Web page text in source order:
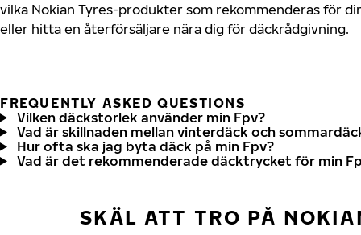
vilka Nokian Tyres-produkter som rekommenderas för
eller hitta en återförsäljare nära dig för däckrådgivning.
FREQUENTLY ASKED QUESTIONS
Vilken däckstorlek använder min Fpv?
Vad är skillnaden mellan vinterdäck och
Hur ofta ska jag byta däck på min Fpv?
Vad är det rekommenderade däcktrycket för min
SKÄL ATT TRO PÅ